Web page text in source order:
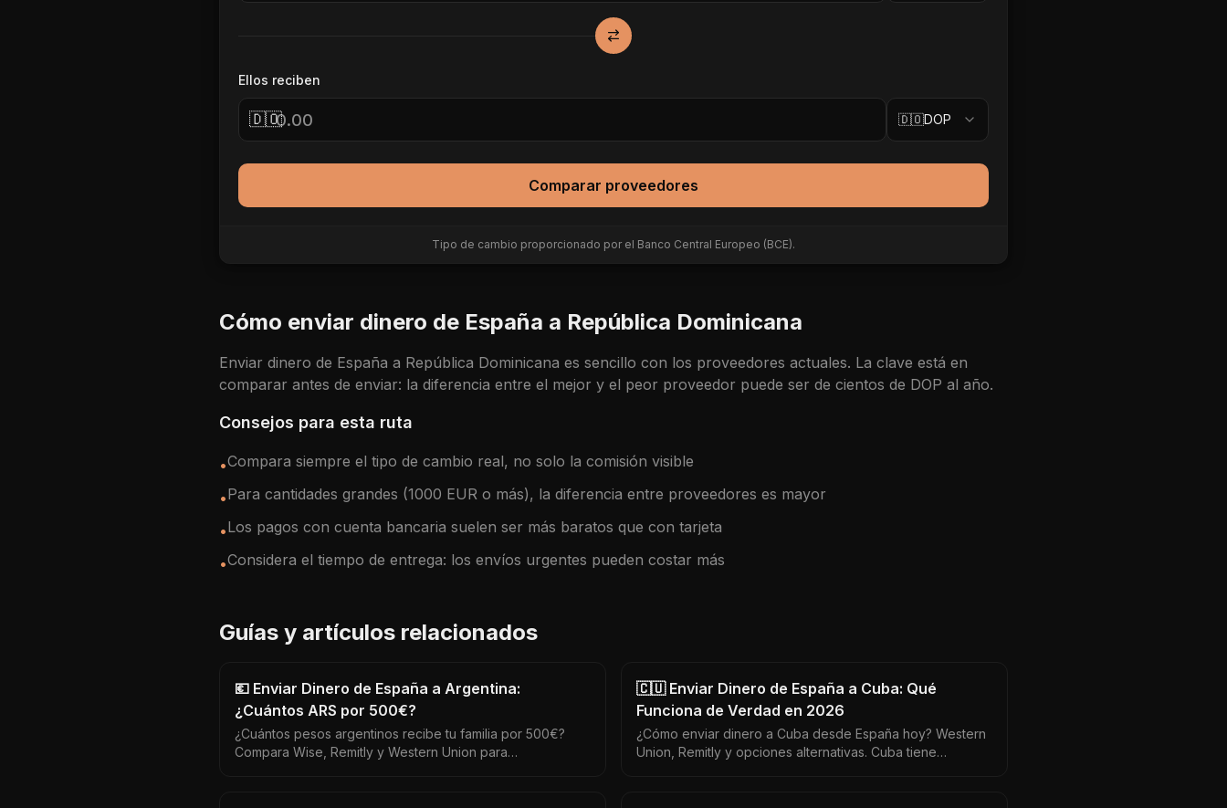
Ellos reciben
🇩🇴 🇩🇴DOP
Comparar proveedores
Tipo de cambio proporcionado por el Banco Central Europeo (BCE).
Cómo enviar dinero de España a República Dominicana
Enviar dinero de España a República Dominicana es sencillo con los proveedores actuales. La clave está en
comparar antes de enviar: la diferencia entre el mejor y el peor proveedor puede ser de cientos de DOP al año.
Consejos para esta ruta
•Compara siempre el tipo de cambio real, no solo la comisión visible
•Para cantidades grandes (1000 EUR o más), la diferencia entre proveedores es mayor
•Los pagos con cuenta bancaria suelen ser más baratos que con tarjeta
•Considera el tiempo de entrega: los envíos urgentes pueden costar más
Guías y artículos relacionados
💶 Enviar Dinero de España a Argentina:
¿Cuántos ARS por 500€?
¿Cuántos pesos argentinos recibe tu familia por 500€?
Compara Wise, Remitly y Western Union para
🇨🇺 Enviar Dinero de España a Cuba: Qué
Funciona de Verdad en 2026
¿Cómo enviar dinero a Cuba desde España hoy? Western
Union, Remitly y opciones alternativas. Cuba tiene